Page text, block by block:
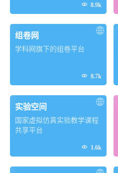
 8.9k
组卷网
学科网旗下的组卷平台
 8.7k
实验空间
国家虚拟仿真实验教学课程
共享平台
 1.6k